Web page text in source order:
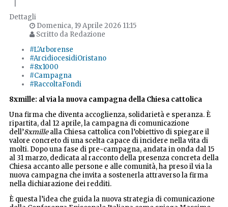
Dettagli
Domenica, 19 Aprile 2026 11:15
Scritto da Redazione
#L'Arborense
#ArcidiocesidiOristano
#8x1000
#Campagna
#RaccoltaFondi
8xmille: al via la nuova campagna della Chiesa cattolica
Una firma che diventa accoglienza, solidarietà e speranza. È
ripartita, dal 12 aprile, la campagna di comunicazione
dell’8xmillealla Chiesa cattolica con l’obiettivo di spiegare il
valore concreto di una scelta capace di incidere nella vita di
molti. Dopo una fase di pre-campagna, andata in onda dal 15
al 31 marzo, dedicata al racconto della presenza concreta della
Chiesa accanto alle persone e alle comunità, ha preso il via la
nuova campagna che invita a sostenerla attraverso la firma
nella dichiarazione dei redditi.
È questa l’idea che guida la nuova strategia di comunicazione